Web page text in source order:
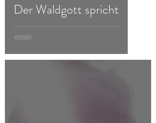
Der Waldgott spricht